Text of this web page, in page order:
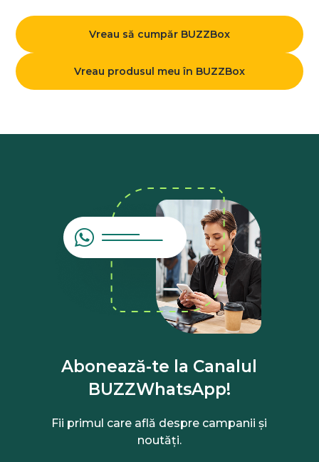
Vreau să cumpăr BUZZBox
Vreau produsul meu în BUZZBox
Abonează-te la Canalul
BUZZWhatsApp!
Fii primul care află despre campanii și
noutăți.